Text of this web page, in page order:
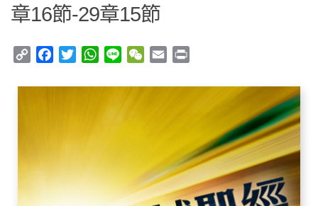
章16節-29章15節
Copy
Facebook
TwitterWhatsApp
Line WeChat
Email